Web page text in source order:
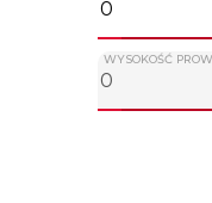
WYSOKOŚĆ